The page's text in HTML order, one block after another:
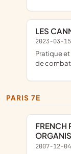
LES
2023-03-15
pratique et enseignement de la canne française, canne
de
PARIS 7E
FRENCH PROFESSIONAL WRESTLING
2007-12-04